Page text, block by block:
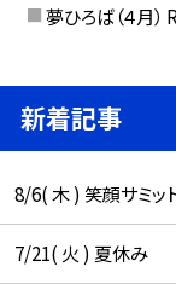
夢ひろば（４月）
新着記事
8/6( 木 ) 笑顔サミッ
7/21( 火 ) 夏休み